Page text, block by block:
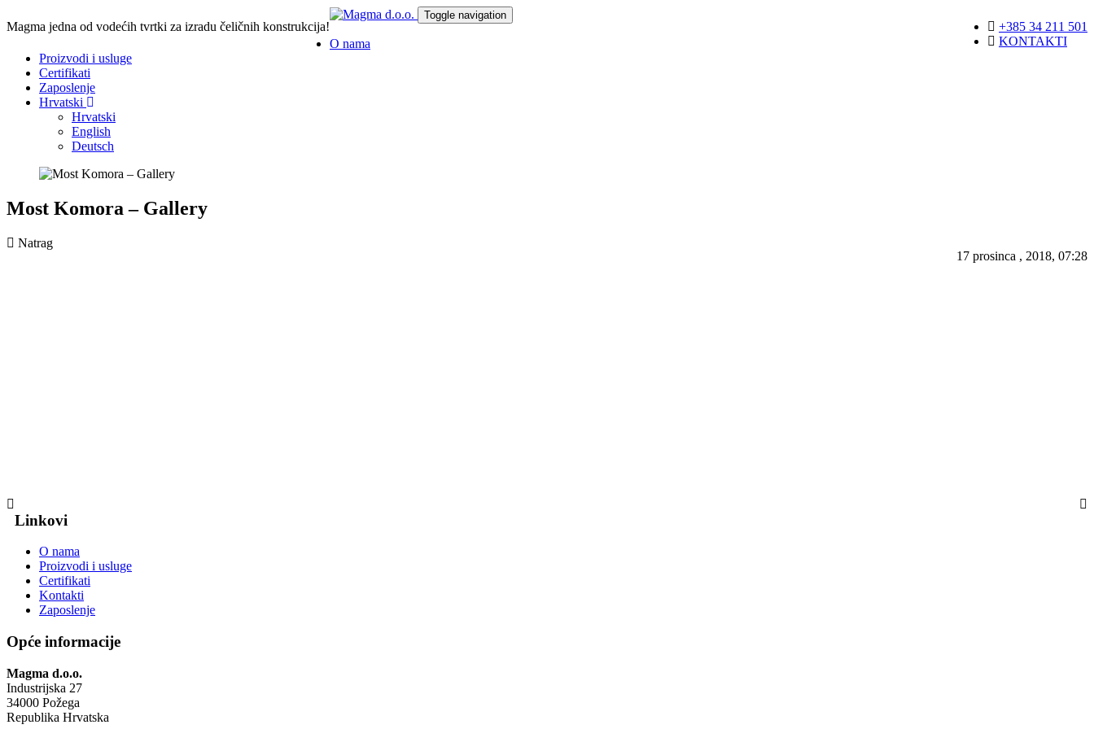
Magma jedna od vodećih tvrtki za izradu čeličnih konstrukcija!
+385 34 211 501
KONTAKTI
Toggle navigation
O nama
Proizvodi i usluge
Certifikati
Zaposlenje
Hrvatski
Hrvatski
English
Deutsch
Most Komora – Gallery
Natrag
17 prosinca , 2018, 07:28
Linkovi
O nama
Proizvodi i usluge
Certifikati
Kontakti
Zaposlenje
Opće informacije
Magma d.o.o.
Industrijska 27
34000 Požega
Republika Hrvatska